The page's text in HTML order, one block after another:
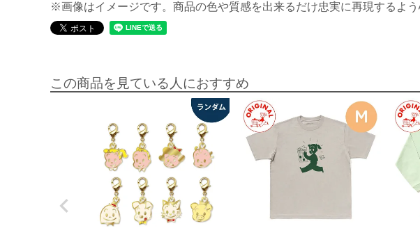
※画像はイメージです。商品の色や質感を出来るだけ忠実に再現するよ
この商品を見ている人におすすめ